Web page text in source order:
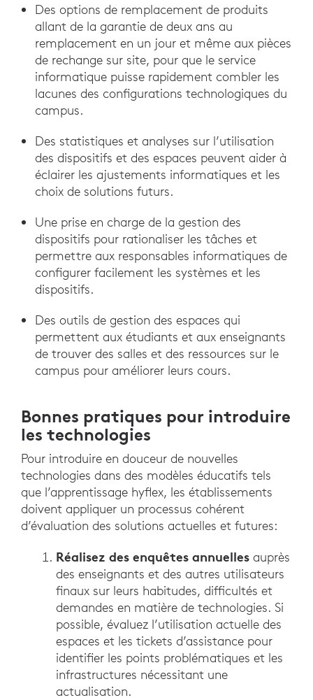
Des options de remplacement de produits
allant de la garantie de deux ans au
remplacement en un jour et même aux pièces
de rechange sur site, pour que le service
informatique puisse rapidement combler les
lacunes des configurations technologiques du
campus.
Des statistiques et analyses sur l’utilisation
des dispositifs et des espaces peuvent aider à
éclairer les ajustements informatiques et les
choix de solutions futurs.
Une prise en charge de la gestion des
dispositifs pour rationaliser les tâches et
permettre aux responsables informatiques de
configurer facilement les systèmes et les
dispositifs.
Des outils de gestion des espaces qui
permettent aux étudiants et aux enseignants
de trouver des salles et des ressources sur le
campus pour améliorer leurs cours.
Bonnes pratiques pour introduire
les technologies
Pour introduire en douceur de nouvelles
technologies dans des modèles éducatifs tels
que l’apprentissage hyflex, les établissements
doivent appliquer un processus cohérent
d’évaluation des solutions actuelles et futures:
Réalisez des enquêtes annuelles auprès
des enseignants et des autres utilisateurs
finaux sur leurs habitudes, difficultés et
demandes en matière de technologies. Si
possible, évaluez l’utilisation actuelle des
espaces et les tickets d’assistance pour
identifier les points problématiques et les
infrastructures nécessitant une
actualisation.